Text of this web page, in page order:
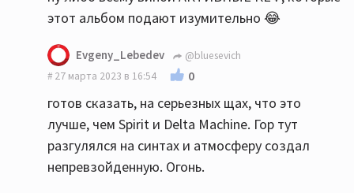
этот альбом подают изумительно 😂
Evgeny_Lebedev
@bluesevich
27 марта 2023 в 16:54
0
готов сказать, на серьезных щах, что это
лучше, чем Spirit и Delta Machine. Гор тут
разгулялся на синтах и атмосферу создал
непревзойденную. Огонь.